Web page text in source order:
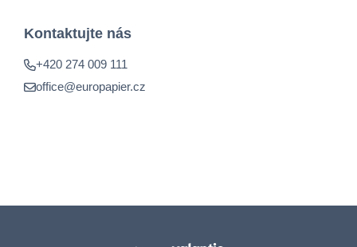
Kontaktujte nás
+420 274 009 111
office@europapier.cz